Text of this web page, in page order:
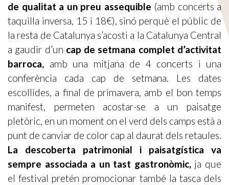
de qualitat a un preu assequible (amb concerts a
taquilla inversa, 15 i 18€), sinó perquè el públic de
la resta de Catalunya s’acosti a la Catalunya Central
a gaudir d’un cap de setmana complet d’activitat
barroca, amb una mitjana de 4 concerts i una
conferència cada cap de setmana. Les dates
escollides, a final de primavera, amb el bon temps
manifest, permeten acostar-se a un paisatge
pletòric, en un moment on el verd dels camps està a
punt de canviar de color cap al daurat dels retaules.
La descoberta patrimonial i paisatgística va
sempre associada a un tast gastronòmic,ja que
el festival pretén promocionar també la tasca dels